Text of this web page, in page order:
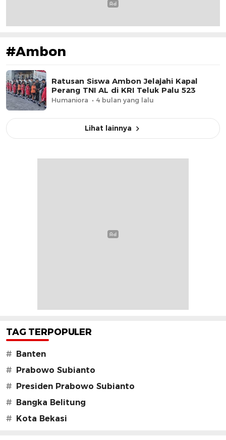
#Ambon
Ratusan Siswa Ambon Jelajahi Kapal
Perang TNI AL di KRI Teluk Palu 523
Humaniora 4 bulan yang lalu
Lihat lainnya
TAG TERPOPULER
# Banten
# Prabowo Subianto
# Presiden Prabowo Subianto
# Bangka Belitung
# Kota Bekasi